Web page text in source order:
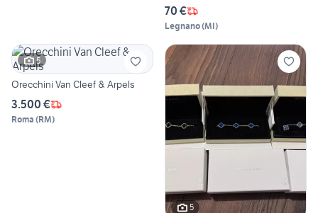
70 €
Legnano(MI)
5
Orecchini Van Cleef & Arpels
3.500 €
Roma (RM)
5